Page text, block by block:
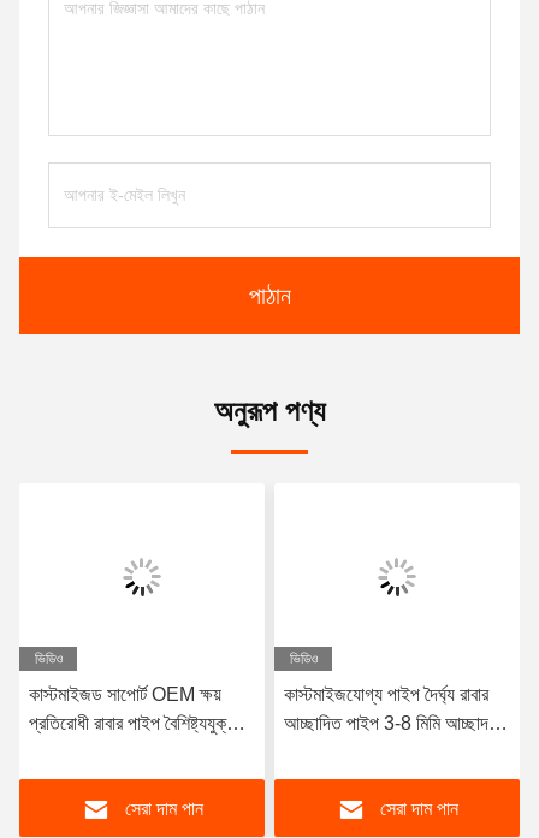
পাঠান
অনুরূপ পণ্য
ভিডিও
কাস্টমাইজড সাপোর্ট OEM ক্ষয়
প্রতিরোধী রাবার পাইপ বৈশিষ্ট্যযুক্ত
Neoprene EPDM এবং
nitrile আস্তরণের উপাদান কর্মক্ষমতা
সেরা দাম পান
ভিডিও
কাস্টমাইজযোগ্য পাইপ দৈর্ঘ্য রাবার
আচ্ছাদিত পাইপ 3-8 মিমি আচ্ছাদন
দুর্দান্ত জারা প্রতিরোধের সরবরাহ করে
সেরা দাম পান